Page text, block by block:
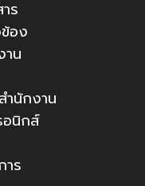
ร
อง
น
ำนักงาน
อนิกส์
ร